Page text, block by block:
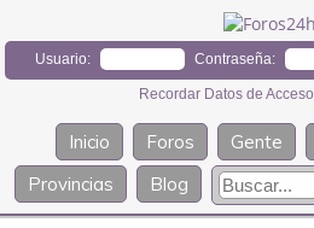
Usuario: Contraseña:
Recordar Datos de Acceso
Inicio Foros Gente
Provincias
Blog